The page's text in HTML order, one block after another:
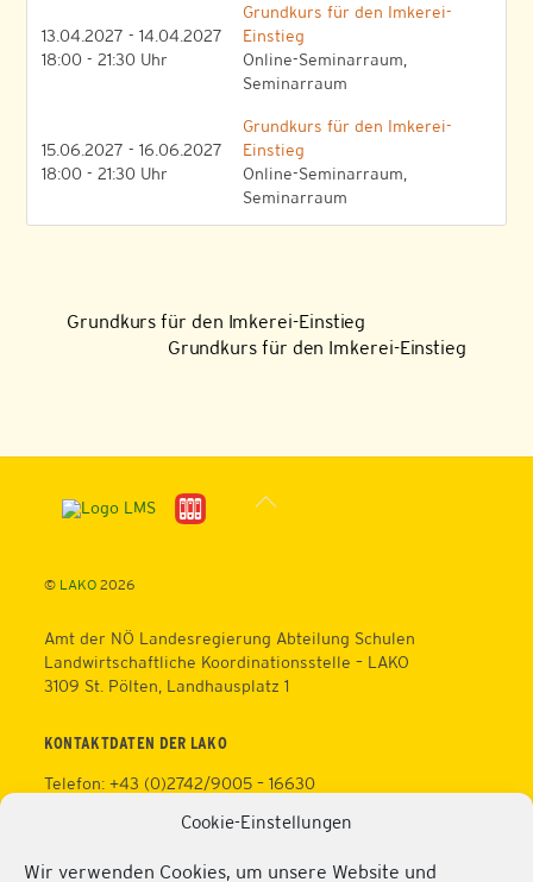
Cookie-Einstellungen
Wir verwenden Cookies, um unsere Website und
13.04.2027 - 14.04.2027
18:00 - 21:30 Uhr
Grundkurs für den Imkerei-
Einstieg
Online-Seminarraum,
Seminarraum
15.06.2027 - 16.06.2027
18:00 - 21:30 Uhr
Grundkurs für den Imkerei-
Einstieg
Online-Seminarraum,
Seminarraum
Grundkurs für den Imkerei-Einstieg
Grundkurs für den Imkerei-Einstieg
Back
© LAKO2026
Amt der NÖ Landesregierung Abteilung Schulen
Landwirtschaftliche Koordinationsstelle – LAKO
3109 St. Pölten, Landhausplatz 1
KONTAKTDATEN DER LAKO
Telefon: +43 (0)2742/9005 – 16630
https://lako.at
Datenschutz